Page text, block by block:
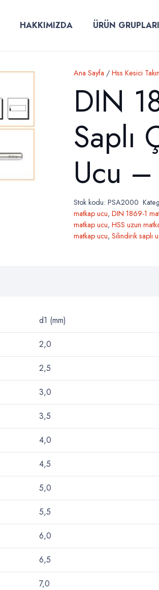
HAKKIMIZDA ÜRÜN GRUPLARI
Ana Sayfa / Hss Kesici
DIN
Saplı
Ucu
Stok kodu: PSA2000
matkap ucu, DIN 1869-1
matkap ucu, HSS uzun
matkap ucu, Silindirik saplı
d1 (mm)
2,0
2,5
3,0
3,5
4,0
4,5
5,0
5,5
6,0
6,5
7,0